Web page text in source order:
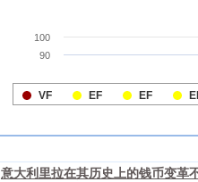
意大利里拉在其历史上的钱币变革